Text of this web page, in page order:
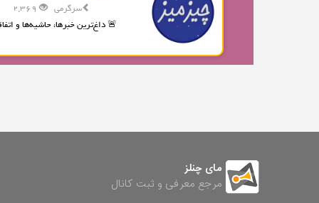
سرگرمی
2,369
🚨 داغ‌ترین خبرها، حاشیه‌ها و
مای چنلز
مرجع معرفی و ثبت کانال